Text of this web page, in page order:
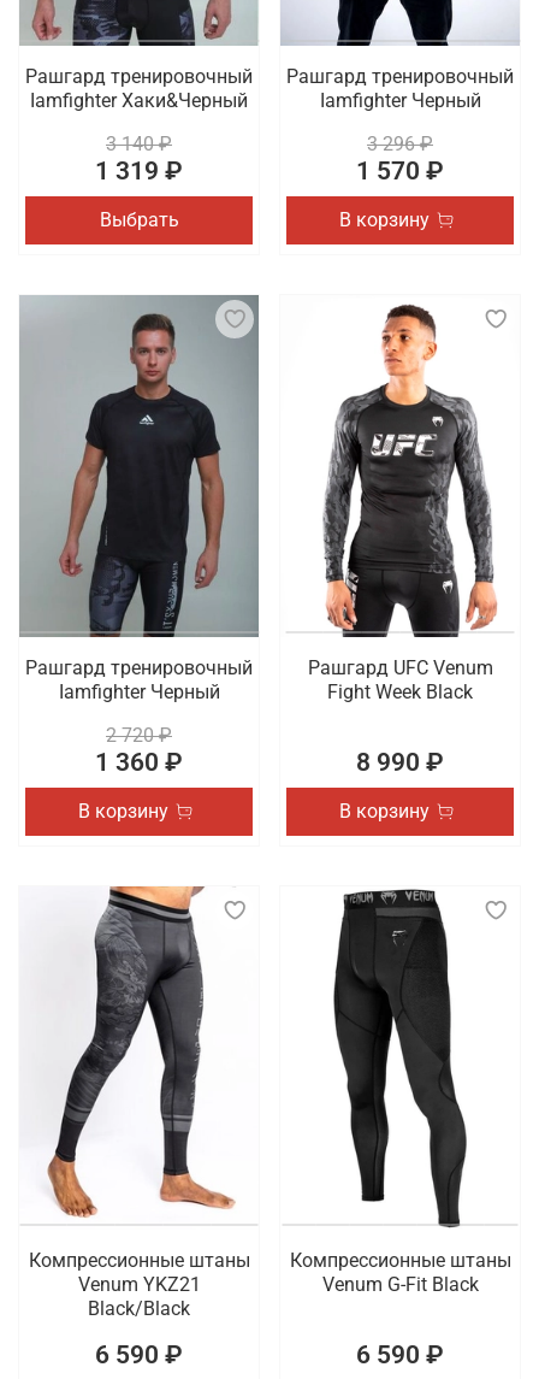
Рашгард тренировочный
Iamfighter Хаки&Черный
3 140 ₽
1 319 ₽
Выбрать
Рашгард тренировочный
Iamfighter Черный
3 296 ₽
1 570 ₽
В корзину
Рашгард тренировочный
Iamfighter Черный
2 720 ₽
1 360 ₽
В корзину
Рашгард UFC Venum
Fight Week Black
8 990 ₽
В корзину
Компрессионные штаны
Venum YKZ21
Black/Black
6 590 ₽
Компрессионные штаны
Venum G-Fit Black
6 590 ₽